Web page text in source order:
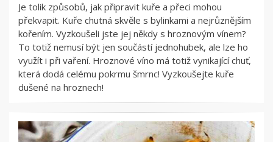
Je tolik způsobů, jak připravit kuře a přeci mohou
překvapit. Kuře chutná skvěle s bylinkami a nejrůznějším
kořením. Vyzkoušeli jste jej někdy s hroznovým vínem?
To totiž nemusí být jen součástí jednohubek, ale lze ho
využít i při vaření. Hroznové víno má totiž vynikající chuť,
která dodá celému pokrmu šmrnc! Vyzkoušejte kuře
dušené na hroznech!